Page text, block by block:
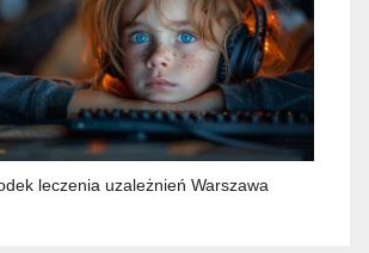
leczenia uzależnień Warszawa